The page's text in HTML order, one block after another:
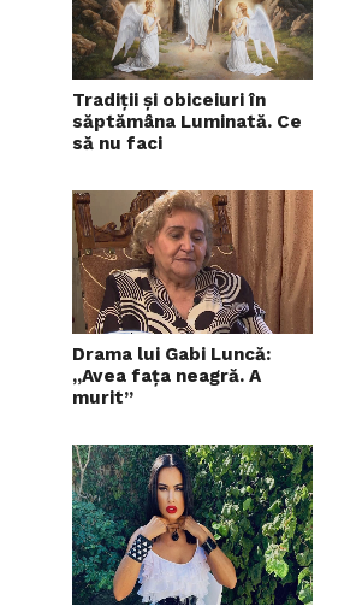
Tradiții și obiceiuri în
săptămâna Luminată. Ce
să nu faci
Drama lui Gabi Luncă:
„Avea faţa neagră. A
murit”